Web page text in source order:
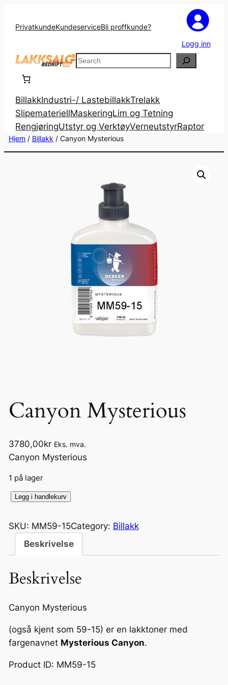
PrivatkundeKundeserviceBli proffkunde?
Logg inn
Search
BillakkIndustri-/ LastebillakkTrelakk
SlipemateriellMaskeringLim og Tetning
RengjøringUtstyr og VerktøyVerneutstyrRaptor
Hjem/ Billakk / Canyon Mysterious
Canyon Mysterious
3780,00kr Eks. mva.
Canyon Mysterious
1 på lager
n
M
s
e
r
o
Legg i handlekurv
SKU: MM59-15Category: Billakk
Beskrivelse
Beskrivelse
Canyon Mysterious
(også kjent som 59-15) er en lakktoner med
fargenavnet Mysterious Canyon.
Product ID: MM59-15